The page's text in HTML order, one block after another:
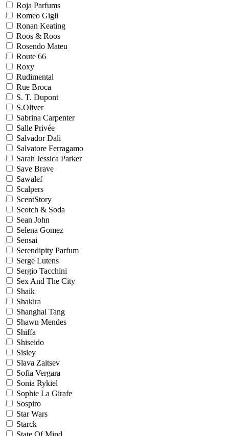
Roja Parfums
Romeo Gigli
Ronan Keating
Roos & Roos
Rosendo Mateu
Route 66
Roxy
Rudimental
Rue Broca
S. T. Dupont
S.Oliver
Sabrina Carpenter
Salle Privée
Salvador Dali
Salvatore Ferragamo
Sarah Jessica Parker
Save Brave
Sawalef
Scalpers
ScentStory
Scotch & Soda
Sean John
Selena Gomez
Sensai
Serendipity Parfum
Serge Lutens
Sergio Tacchini
Sex And The City
Shaik
Shakira
Shanghai Tang
Shawn Mendes
Shiffa
Shiseido
Sisley
Slava Zaitsev
Sofia Vergara
Sonia Rykiel
Sophie La Girafe
Sospiro
Star Wars
Starck
State Of Mind